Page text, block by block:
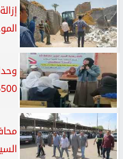
الموجة
6500